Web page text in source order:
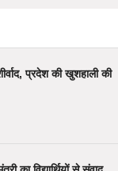
प्रदेश की खुशहाली की